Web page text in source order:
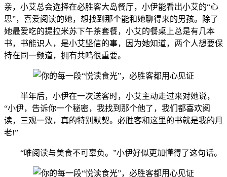
亲，小艾总会选择在必胜客大岛餐厅，小伊能看出小艾的“心
思”，喜爱阅读的她，想找到那个能和她聊得来的男孩。除了
她最爱吃的提拉米苏下午茶套餐，小艾的餐桌上总是有几本
书，书能识人，是小艾坚信的事，因为她知道，两个人想要保
持在同一频道，拥有共鸣很重要。
半年后，小伊在一次送客时，小艾主动走过来对她说，
“小伊，告诉你一个秘密，我找到那个他了，我们都喜欢阅
读，三观一致，真的特别默契。必胜客和这里的书就是我的月
老!”
“唯阅读与美食不可辜负。”小伊好似更加懂得了这句话。